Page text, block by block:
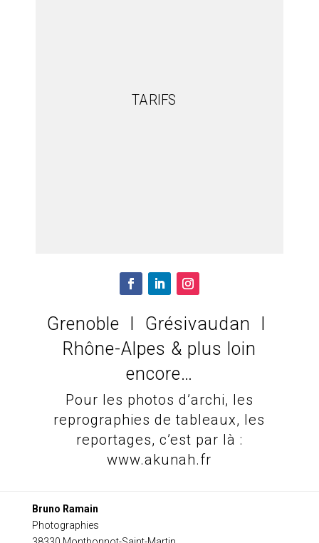
TARIFS
Grenoble I Grésivaudan I
Rhône-Alpes & plus loin
encore…
Pour les photos d’archi, les
reprographies de tableaux, les
reportages, c’est par là :
www.akunah.fr
Bruno Ramain
Photographies